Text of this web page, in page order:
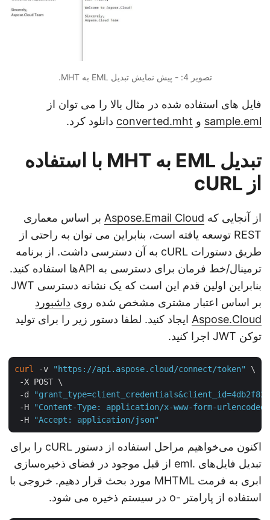
تصویر 4: - پیش نمایش تبدیل EML به MHT.
فایل های استفاده شده در مثال بالا را می توان از
sample.emlوconverted.mhtدانلود کرد.
تبدیل EML به MHT با استفاده
از cURL
از آنجایی کهAspose.Email Cloudبر اساس معماری
REST توسعه یافته است، بنابراین می توان به راحتی از
طریق دستورات cURL به آن دسترسی داشت. از برنامه
ترمینال/خط فرمان برای دسترسی به APIها استفاده کنید.
بنابراین اولین قدم این است که یک نشانه دسترسی JWT
بر اساس اعتبار مشتری مشخص شده رویداشبورد
Aspose.Cloudایجاد کنید. لطفا دستور زیر را برای تولید
توکن JWT اجرا کنید.
curl -v "https://api.aspose.cloud/connect/token" \
-X POST \
-d
-H "Content-Type: application/x-www-form-
-H "Accept: application/json"
اکنون می‌خواهیم مراحل استفاده از دستور cURL را برای
تبدیل فایل‌های .eml از قبل موجود در فضای ذخیره‌سازی
ابری به فرمت MHTML مورد بحث قرار دهیم. خروجی با
استفاده از پارامتر -o در سیستم ذخیره می شود.